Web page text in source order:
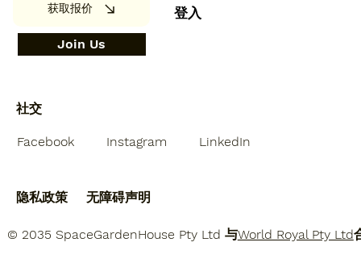
社交
Facebook Instagram LinkedIn
登入
获取报价
Join Us
隐私政策 无障碍声明
© 2035 SpaceGardenHouse Pty Ltd 与World Royal Pty Ltd